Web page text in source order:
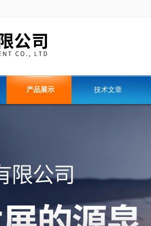
产品展示 技术文章